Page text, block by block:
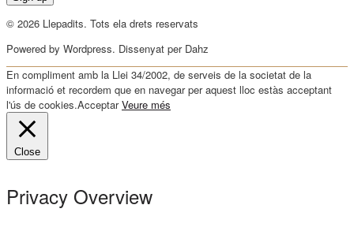
© 2026 Llepadits. Tots ela drets reservats
Powered by Wordpress. Dissenyat per Dahz
En compliment amb la Llei 34/2002, de serveis de la societat de la
informació et recordem que en navegar per aquest lloc estàs acceptant
l'ús de cookies.Acceptar Veure més
Close
Privacy Overview